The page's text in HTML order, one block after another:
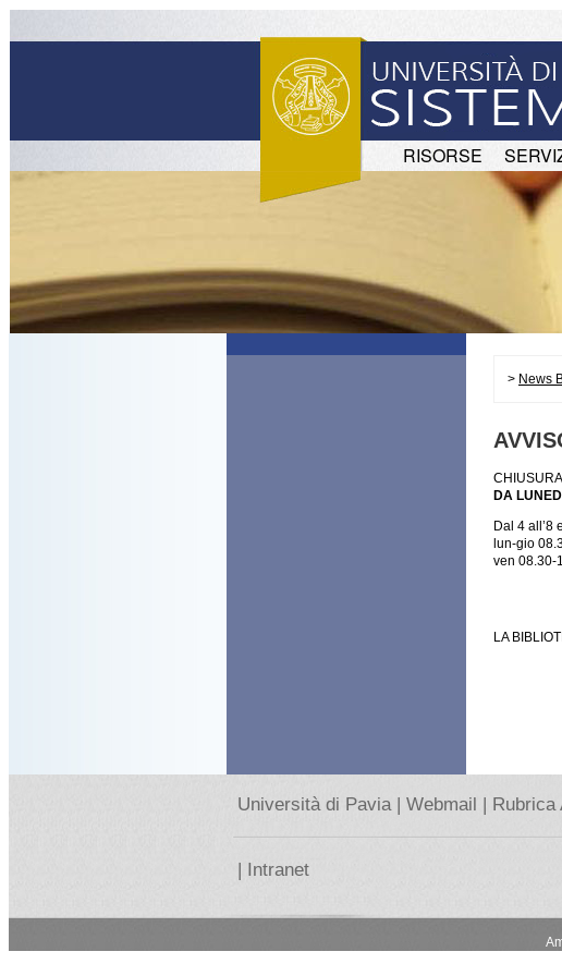
RISORSE
> News
DA
Dal 4 all’8
lun-gio
ven 08.30-
LA
Università di Pavia | Webmail | Rubrica
| Intranet